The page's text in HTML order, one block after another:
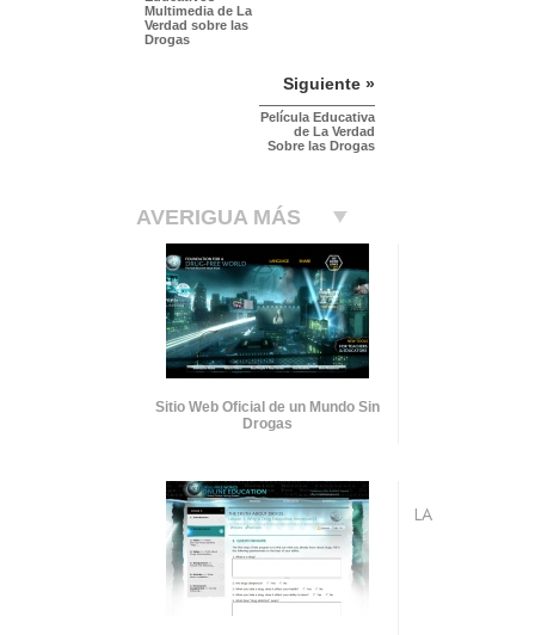
Multimedia de La
Verdad sobre las
Drogas
Siguiente »
Película Educativa
de La Verdad
Sobre las Drogas
AVERIGUA MÁS
Sitio Web Oficial de un Mundo Sin
Drogas
LA